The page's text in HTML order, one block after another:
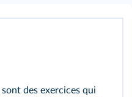
sont des exercices qui